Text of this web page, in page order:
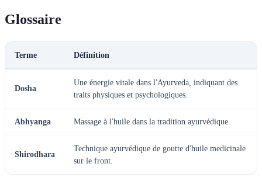
Glossaire
Terme Définition
Dosha
Une énergie vitale dans l'Ayurveda, indiquant des
traits physiques et psychologiques.
Abhyanga Massage à l'huile dans la tradition ayurvédique.
Shirodhara
Technique ayurvédique de goutte d'huile medicinale
sur le front.